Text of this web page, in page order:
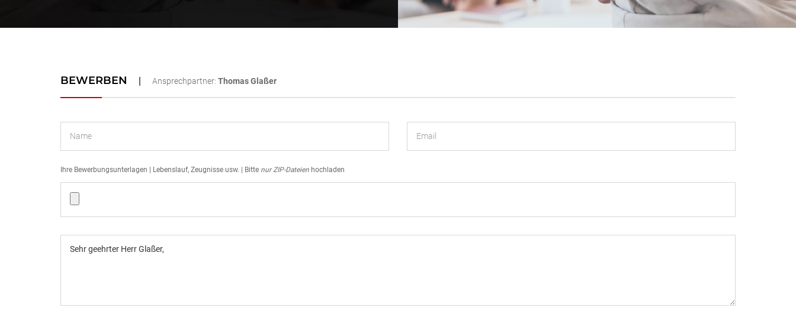
BEWERBEN Ansprechpartner: Thomas Glaßer
Ihre Bewerbungsunterlagen | Lebenslauf, Zeugnisse usw. | Bitte nurZIP-Dateien hochladen